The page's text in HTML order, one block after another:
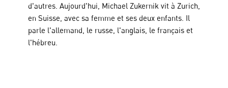
d'autres. Aujourd'hui, Michael Zukernik vit à Zurich,
en Suisse, avec sa femme et ses deux enfants. Il
parle l'allemand, le russe, l'anglais, le français et
l'hébreu.